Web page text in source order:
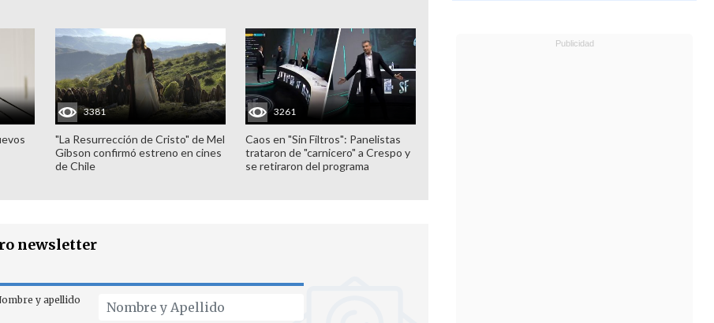
3381
"La Resurrección de Cristo" de Mel
Gibson confirmó estreno en cines
de Chile
3261
Caos en "Sin Filtros": Panelistas
trataron de "carnicero" a Crespo y
se retiraron del programa
newsletter
y apellido